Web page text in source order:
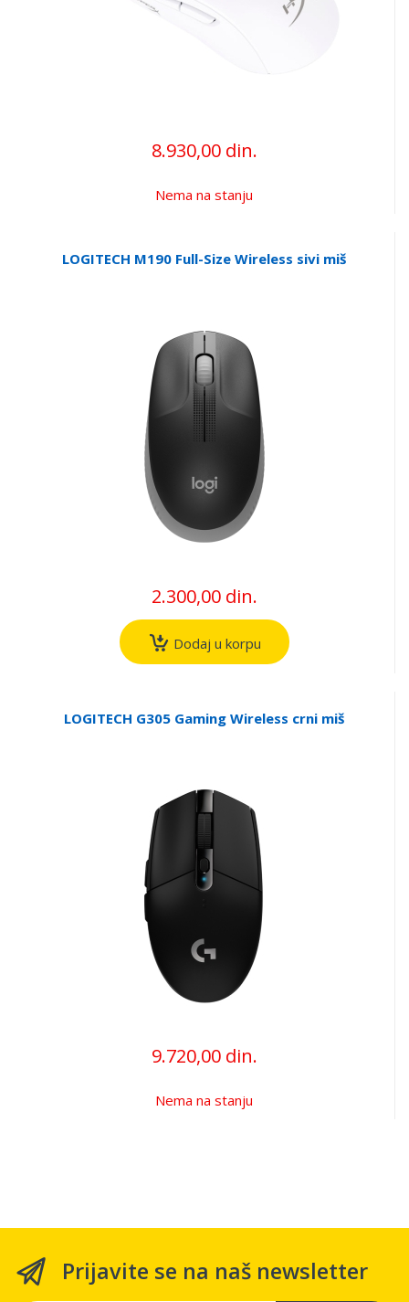
8.930,00 din.
Nema na stanju
LOGITECH M190 Full-Size Wireless sivi miš
2.300,00 din.
Dodaj u korpu
LOGITECH G305 Gaming Wireless crni miš
9.720,00 din.
Nema na stanju
Prijavite se na naš newsletter